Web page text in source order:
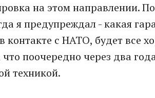
на этом направлении.
я предупреждал - какая
контакте с НАТО, будет все
поочередно через два
техникой.